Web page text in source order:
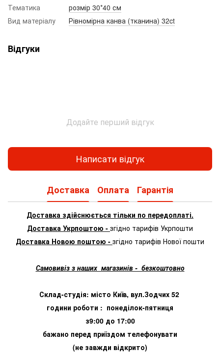
Тематика
розмір 30*40 см
Вид матеріалу
Рівномірна канва (тканина) 32ct
Відгуки
Додайте перший відгук
Написати відгук
Доставка Оплата Гарантія
Доставка здійснюється тільки по передоплаті.
Доставка Укрпоштою - згідно тарифів Укрпошти
Доставка Новою поштою - згідно тарифів Нової пошти
Самовивіз з наших магазинів - безкоштовно
Склад-студія: місто Київ, вул.Зодчих 52
години роботи : понеділок-пятниця
з9:00 до 17:00
бажано перед приїздом телефонувати
(не завжди відкрито)